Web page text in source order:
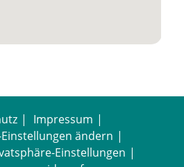
Impressum
ändern
Einstellungen